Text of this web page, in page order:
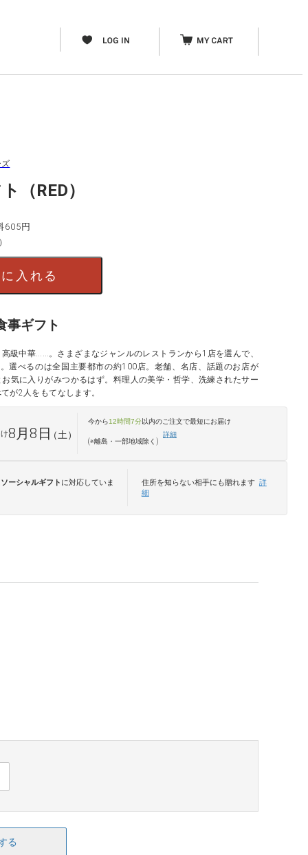
（RED）
605円
入れる
事ギフト
級中華……。さまざまなジャンルのレストランから1店を選んで、
選べるのは全国主要都市の約100店。老舗、名店、話題のお店が
気に入りがみつかるはず。料理人の美学・哲学、洗練されたサー
が2人をもてなします。
8月8日（土）
今から12時間7分以内のご注文で最短にお届け
(※離島・一部地域除く)
詳細
ソーシャルギフト に対応していま
住所を知らない相手にも贈れます 詳
細
る